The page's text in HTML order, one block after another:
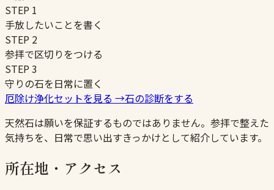
STEP 1
手放したいことを書く
STEP 2
参拝で区切りをつける
STEP3
守りの石を日常に置く
厄除け浄化セットを見る →石の診断をする
天然石は願いを保証するものではありません。参拝で整えた
気持ちを、日常で思い出すきっかけとして紹介しています。
所在地・アクセス